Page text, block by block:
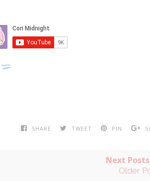
SHARE TWEET PIN
Next
Older